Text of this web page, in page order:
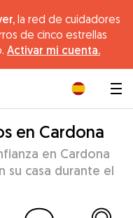
la red de cuidadores
de cinco estrellas
Activar mi cuenta.
en Cardona
en Cardona
su casa durante el